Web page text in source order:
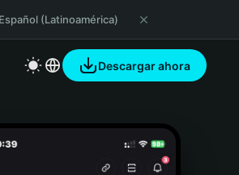
(Latinoamérica)
Descargar ahora